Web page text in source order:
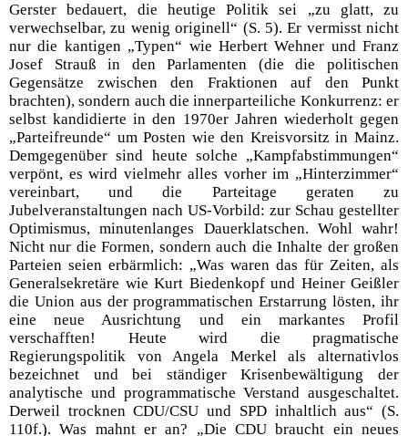
Gerster bedauert, die heutige Politik sei „zu glatt, zu
verwechselbar, zu wenig originell“ (S. 5). Er vermisst nicht
nur die kantigen „Typen“ wie Herbert Wehner und Franz
Josef Strauß in den Parlamenten (die die politischen
Gegensätze zwischen den Fraktionen auf den Punkt
brachten), sondern auch die innerparteiliche Konkurrenz: er
selbst kandidierte in den 1970er Jahren wiederholt gegen
„Parteifreunde“ um Posten wie den Kreisvorsitz in Mainz.
Demgegenüber sind heute solche „Kampfabstimmungen“
verpönt, es wird vielmehr alles vorher im „Hinterzimmer“
vereinbart, und die Parteitage geraten zu
Jubelveranstaltungen nach US-Vorbild: zur Schau gestellter
Optimismus, minutenlanges Dauerklatschen. Wohl wahr!
Nicht nur die Formen, sondern auch die Inhalte der großen
Parteien seien erbärmlich: „Was waren das für Zeiten, als
Generalsekretäre wie Kurt Biedenkopf und Heiner Geißler
die Union aus der programmatischen Erstarrung lösten, ihr
eine neue Ausrichtung und ein markantes Profil
verschafften! Heute wird die pragmatische
Regierungspolitik von Angela Merkel als alternativlos
bezeichnet und bei ständiger Krisenbewältigung der
analytische und programmatische Verstand ausgeschaltet.
Derweil trocknen CDU/CSU und SPD inhaltlich aus“ (S.
110f.). Was mahnt er an? „Die CDU braucht ein neues